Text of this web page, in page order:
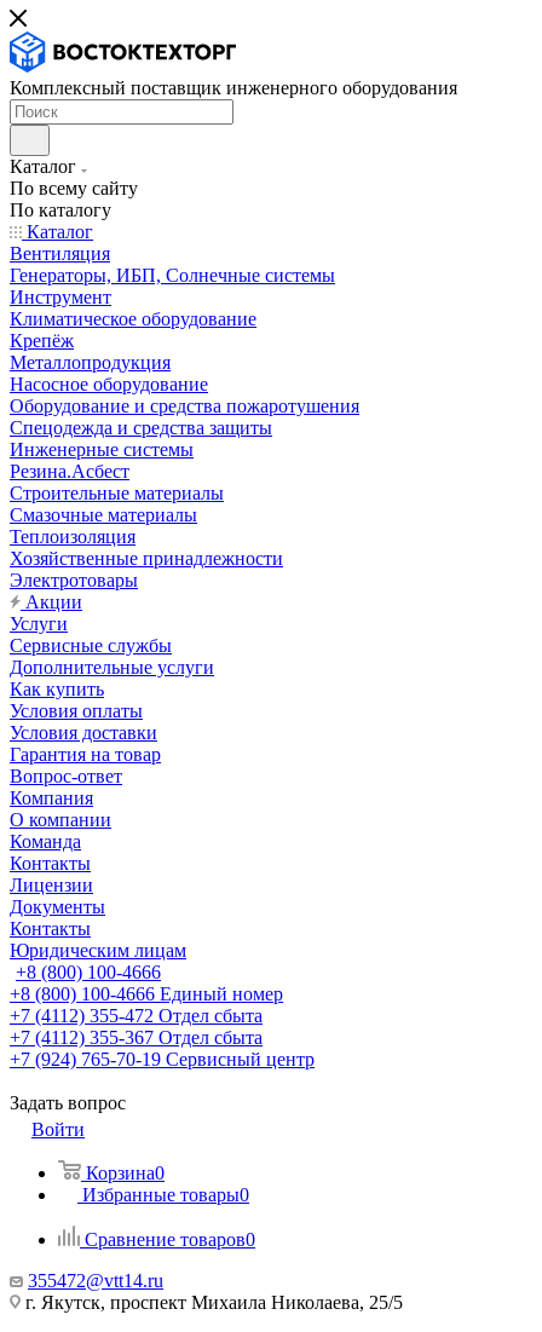
Комплексный поставщик инженерного оборудования
Каталог
По всему сайту
По каталогу
Каталог
Вентиляция
Генераторы, ИБП, Солнечные системы
Инструмент
Климатическое оборудование
Крепёж
Металлопродукция
Насосное оборудование
Оборудование и средства пожаротушения
Спецодежда и средства защиты
Инженерные системы
Резина.Асбест
Строительные материалы
Смазочные материалы
Теплоизоляция
Хозяйственные принадлежности
Электротовары
Акции
Услуги
Сервисные службы
Дополнительные услуги
Как купить
Условия оплаты
Условия доставки
Гарантия на товар
Вопрос-ответ
Компания
О компании
Команда
Контакты
Лицензии
Документы
Контакты
Юридическим лицам
+8 (800) 100-4666
+8 (800) 100-4666 Единый номер
+7 (4112) 355-472 Отдел сбыта
+7 (4112) 355-367 Отдел сбыта
+7 (924) 765-70-19 Сервисный центр
Задать вопрос
Войти
Корзина0
Избранные товары0
Сравнение товаров0
355472@vtt14.ru
г. Якутск, проспект Михаила Николаева, 25/5